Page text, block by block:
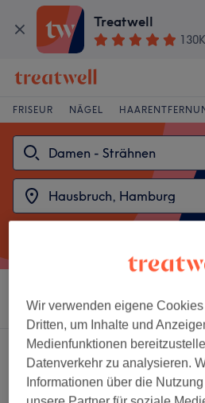
Treatwell
130K
FRISEUR NÄGEL
Sortieren nach Beliebiger
2 Salons die anbieten:
damen - strähnen in der Nähe von
Wir verwenden eigene
Dritten, um Inhalte und
Medienfunktionen
Datenverkehr zu analysieren.
Informationen über die